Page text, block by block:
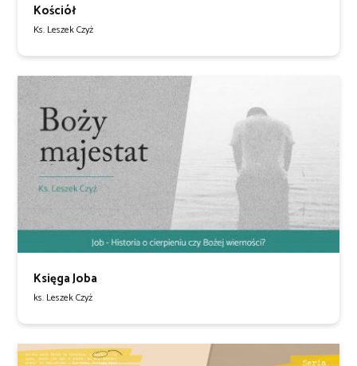
Kościół
Ks. Leszek Czyż
Księga Joba
ks. Leszek Czyż